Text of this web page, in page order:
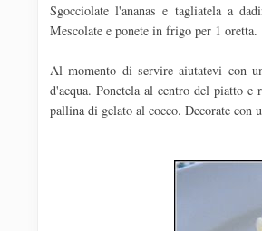
Sgocciolate l'ananas e tagliatela a
Mescolate e ponete in frigo per 1 oretta.
Al momento di servire aiutatevi con
d'acqua. Ponetela al centro del piatto
pallina di gelato al cocco. Decorate con